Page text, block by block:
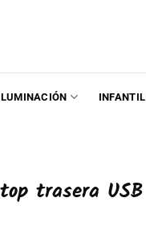
INFANTIL
trasera USB